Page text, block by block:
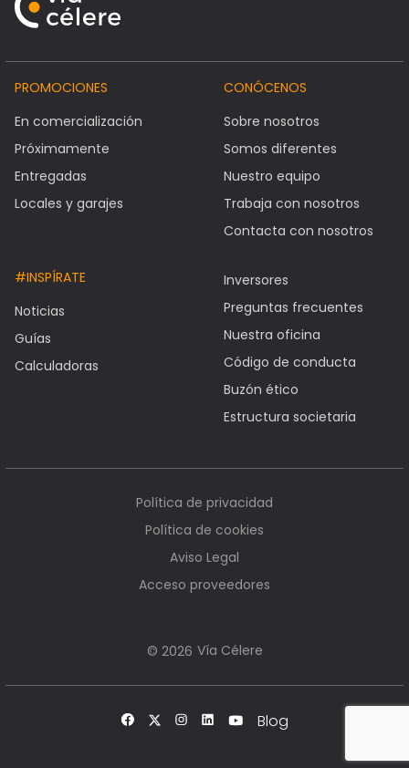
PROMOCIONES
En comercialización
Próximamente
Entregadas
Locales y garajes
CONÓCENOS
Sobre nosotros
Somos diferentes
Nuestro equipo
Trabaja con nosotros
Contacta con nosotros
#INSPÍRATE
Noticias
Guías
Calculadoras
Inversores
Preguntas frecuentes
Nuestra oficina
Código de conducta
Buzón ético
Estructura societaria
© 2026 Vía Célere
Política de privacidad
Política de cookies
Aviso Legal
Acceso proveedores
Blog